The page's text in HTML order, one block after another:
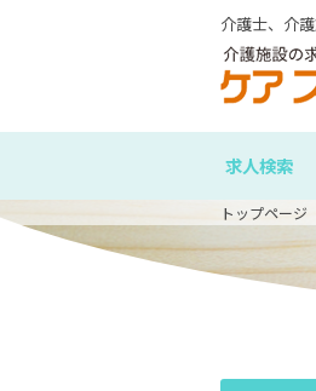
介護士、介
求人検索
トップページ